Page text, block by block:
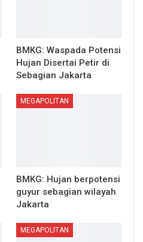
BMKG: Waspada Potensi
Hujan Disertai Petir di
Sebagian Jakarta
MEGAPOLITAN
BMKG: Hujan berpotensi
guyur sebagian wilayah
Jakarta
MEGAPOLITAN